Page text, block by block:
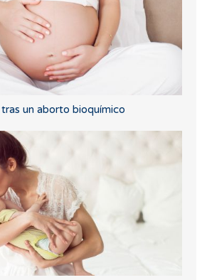
un aborto bioquímico